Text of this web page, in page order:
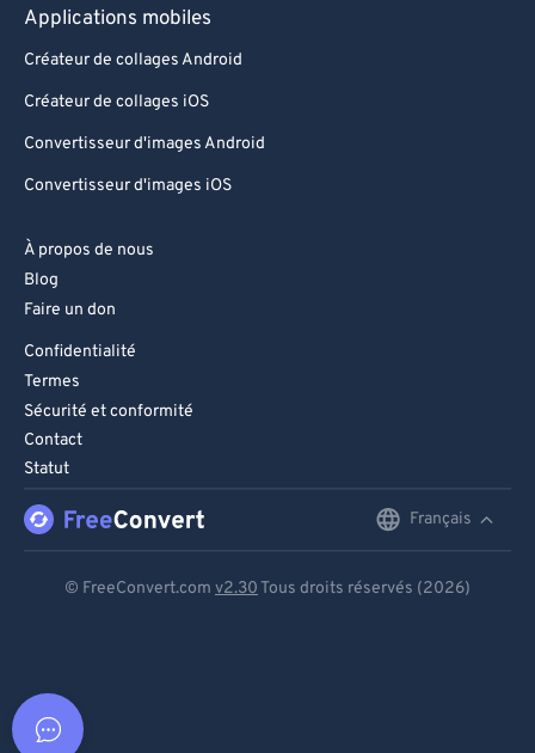
Applications mobiles
Créateur de collages Android
Créateur de collages iOS
Convertisseur d'images Android
Convertisseur d'images iOS
À propos de nous
Blog
Faire un don
Confidentialité
Termes
Sécurité et conformité
Contact
Statut
Français
© FreeConvert.com v2.30 Tous droits réservés (2026)